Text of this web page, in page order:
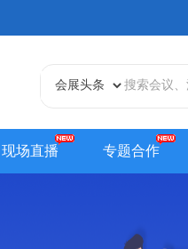
现场直播 专题合作